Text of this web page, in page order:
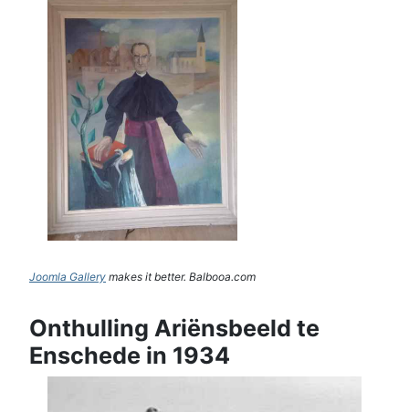
Joomla Gallery makes it better. Balbooa.com
Onthulling Ariënsbeeld te
Enschede in 1934